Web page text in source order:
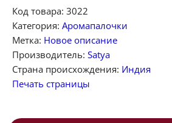
Код товара: 3022
Категория: Аромапалочки
Метка: Новое описание
Производитель: Satya
Страна происхождения: Индия
Печать страницы